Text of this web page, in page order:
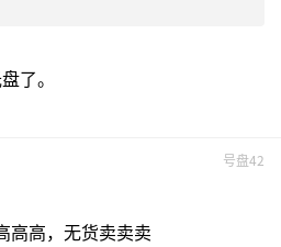
了。
号盘42
高高，无货卖卖卖